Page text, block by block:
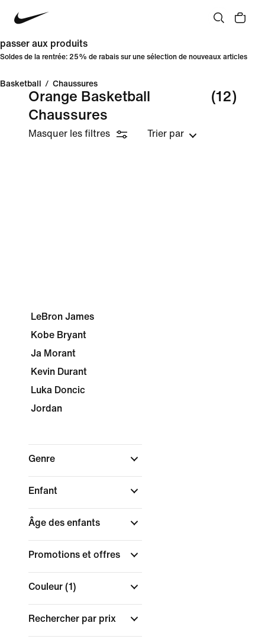
passer aux produits
Soldes de la rentrée: 25% de rabais sur une sélection de nouveaux articles
Basketball / Chaussures
Orange Basketball
Chaussures
(12)
Masquer les filtres Trier par
LeBron James
Kobe Bryant
Ja Morant
Kevin Durant
Luka Doncic
Jordan
Genre
Enfant
Âge des enfants
Promotions et offres
Couleur (1)
Rechercher par prix